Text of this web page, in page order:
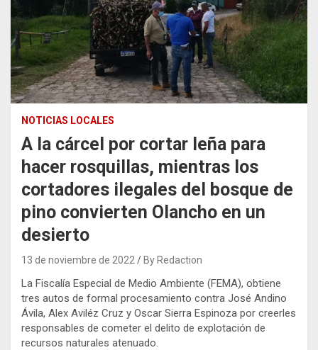
NOTICIAS LOCALES
A la cárcel por cortar leña para
hacer rosquillas, mientras los
cortadores ilegales del bosque de
pino convierten Olancho en un
desierto
13 de noviembre de 2022 By Redaction
La Fiscalía Especial de Medio Ambiente (FEMA), obtiene
tres autos de formal procesamiento contra José Andino
Ávila, Alex Aviléz Cruz y Oscar Sierra Espinoza por creerles
responsables de cometer el delito de explotación de
recursos naturales atenuado.